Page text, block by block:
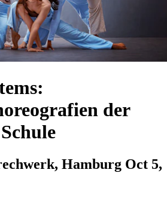
der
Hamburg Oct 5,